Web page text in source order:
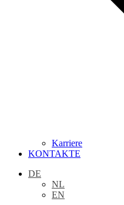
Karriere
KONTAKTE
DE
NL
EN